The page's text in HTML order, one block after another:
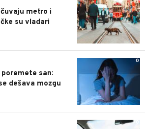
metro i
su vladari
0
san:
dešava mozgu
0